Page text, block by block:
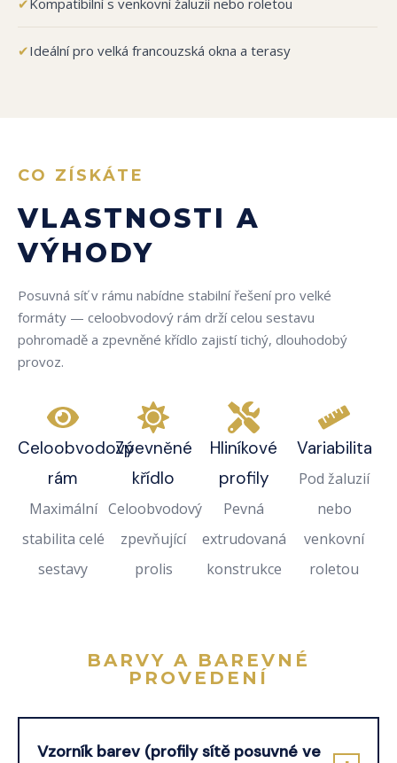
✔ Kompatibilní s venkovní žaluzií nebo roletou
✔Ideální pro velká francouzská okna a terasy
Celoobvodový
rám
Maximální
stabilita celé
sestavy
Zpevněné
křídlo
Celoobvodový
zpevňující
prolis
Hliníkové
profily
Pevná
extrudovaná
konstrukce
Variabilita
Pod žaluzií
nebo
venkovní
roletou
CO ZÍSKÁTE
VLASTNOSTI A
VÝHODY
Posuvná síť v rámu nabídne stabilní řešení pro velké
formáty — celoobvodový rám drží celou sestavu
pohromadě a zpevněné křídlo zajistí tichý, dlouhodobý
provoz.
BARVY A BAREVNÉ
PROVEDENÍ
Vzorník barev (profily sítě posuvné ve